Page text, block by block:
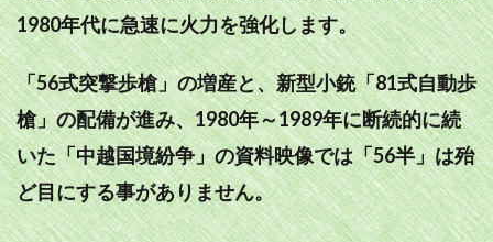
1980年代に急速に火力を強化します。
「56式突撃歩槍」の増産と、新型小銃「81式自動歩
槍」の配備が進み、1980年～1989年に断続的に続
いた「中越国境紛争」の資料映像では「56半」は殆
ど目にする事がありません。